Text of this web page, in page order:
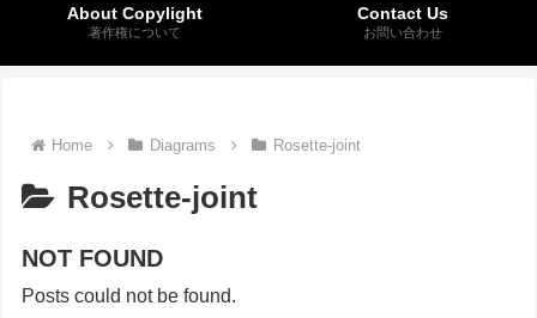
About Copylight
著作権について
Contact Us
お問い合わせ
Home Diagrams Rosette-joint
Rosette-joint
NOT FOUND
Posts could not be found.